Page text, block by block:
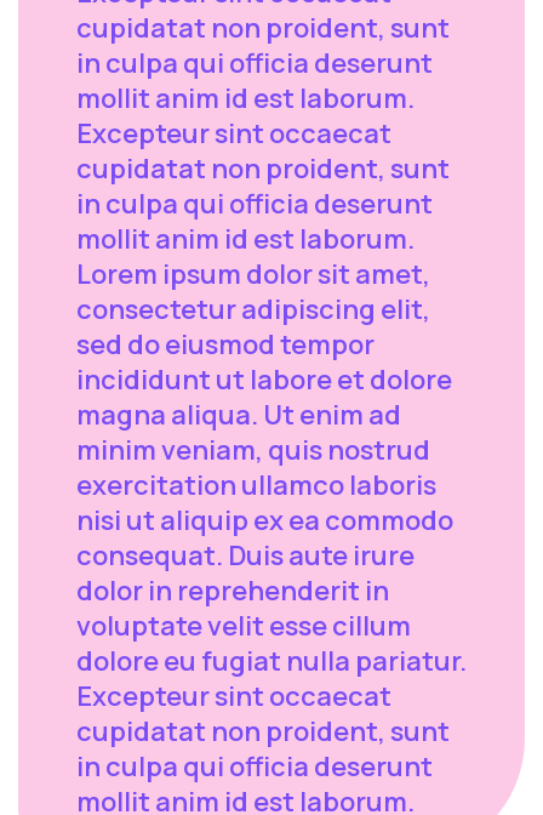
cupidatat non proident, sunt
in culpa qui officia deserunt
mollit anim id est laborum.
Excepteur sint occaecat
cupidatat non proident, sunt
in culpa qui officia deserunt
mollit anim id est laborum.
Lorem ipsum dolor sit amet,
consectetur adipiscing elit,
sed do eiusmod tempor
incididunt ut labore et dolore
magna aliqua. Ut enim ad
minim veniam, quis nostrud
exercitation ullamco laboris
nisi ut aliquip ex ea commodo
consequat. Duis aute irure
dolor in reprehenderit in
voluptate velit esse cillum
dolore eu fugiat nulla pariatur.
Excepteur sint occaecat
cupidatat non proident, sunt
in culpa qui officia deserunt
mollit anim id est laborum.